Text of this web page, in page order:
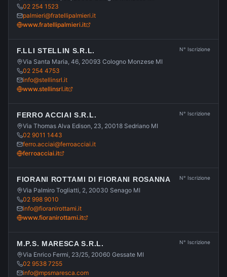
02 254 1523
palmieri@fratellipalmieri.it
www.fratellipalmieri.it
F.LLI STELLIN S.R.L.
Via Santa Maria, 46, 20093 Cologno Monzese MI
02 254 4753
info@stellinsrl.it
www.stellinsrl.it
N° Iscrizione
FERRO ACCIAI S.R.L.
Via Thomas Alva Edison, 23, 20018 Sedriano MI
02 9011 1443
ferro.acciai@ferroacciai.it
ferroacciai.it
N° Iscrizione
FIORANI ROTTAMI DI FIORANI ROSANNA
Via Palmiro Togliatti, 2, 20030 Senago MI
02 998 9010
info@fioranirottami.it
www.fioranirottami.it
N° Iscrizione
M.P.S. MARESCA S.R.L.
Via Enrico Fermi, 23/25, 20060 Gessate MI
02 9538 7255
info@mpsmaresca.com
N° Iscrizione